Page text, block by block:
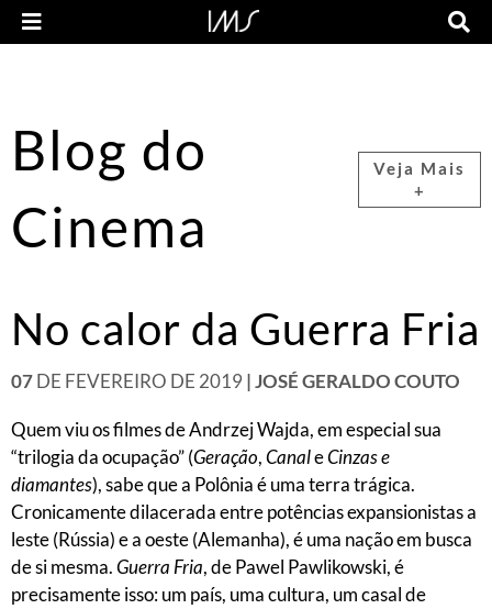
Blog do
Cinema
Veja Mais
+
No calor da Guerra Fria
07DE FEVEREIRO DE 2019 | JOSÉ GERALDO COUTO
Quem viu os filmes de Andrzej Wajda, em especial sua
“trilogia da ocupação” (Geração,CanaleCinzas e
diamantes), sabe que a Polônia é uma terra trágica.
Cronicamente dilacerada entre potências expansionistas a
leste (Rússia) e a oeste (Alemanha), é uma nação em busca
de si mesma.Guerra Fria, de Pawel Pawlikowski, é
precisamente isso: um país, uma cultura, um casal de